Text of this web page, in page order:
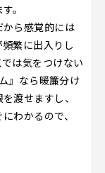
。
ら感覚的には
繁に出入りし
は気をつけない
』なら暖簾分け
渡せますし、
わかるので、